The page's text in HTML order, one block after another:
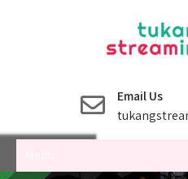
Email Us